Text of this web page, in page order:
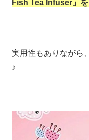
Fish Tea Infuser」を
実用性もありながら
♪